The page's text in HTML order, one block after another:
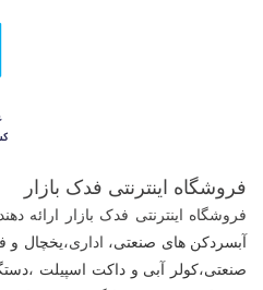
فروشگاه اینترنتی فدک بازار
فروشگاه اینترنتی فدک بازار ارائه
آبسردکن های صنعتی، اداری،یخچال و
صنعتی،کولر آبی و داکت اسپیلت ،